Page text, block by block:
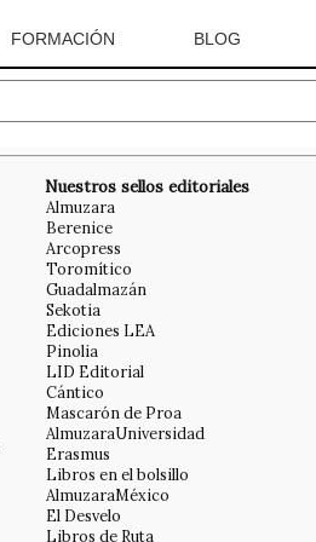
FORMACIÓN BLOG
Nuestros sellos editoriales
Almuzara
Berenice
Arcopress
Toromítico
Guadalmazán
Sekotia
Ediciones LEA
Pinolia
LID Editorial
Cántico
Mascarón de Proa
AlmuzaraUniversidad
Erasmus
Libros en el bolsillo
AlmuzaraMéxico
El Desvelo
Libros de Ruta